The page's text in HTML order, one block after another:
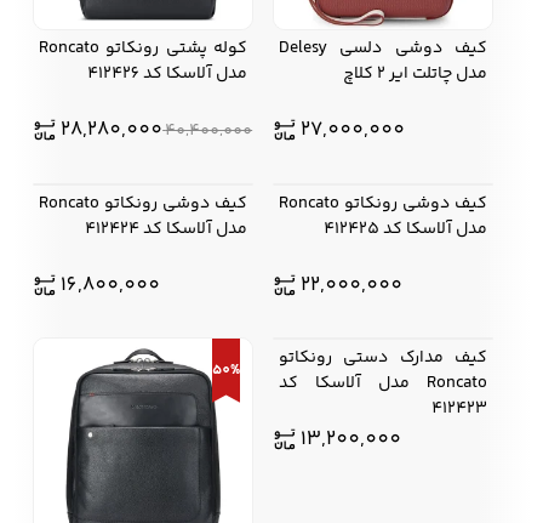
کفش مردانه
لباس زیر و راحتی
مردانه
لباس زیر مردانه لباس راحتی مردانه
کیف دوشی دلسی Delesy
مدل چاتلت ایر 2 کلاچ
27,000,000
کوله پشتی رونکاتو Roncato
مدل آلاسکا کد 412426
40,400,000
28,280,000
کیف دوشی رونکاتو Roncato
مدل آلاسکا کد 412425
22,000,000
کیف دوشی رونکاتو Roncato
مدل آلاسکا کد 412424
16,800,000
کیف مدارک دستی رونکاتو
Roncato مدل آلاسکا کد
412423
13,200,000
50%